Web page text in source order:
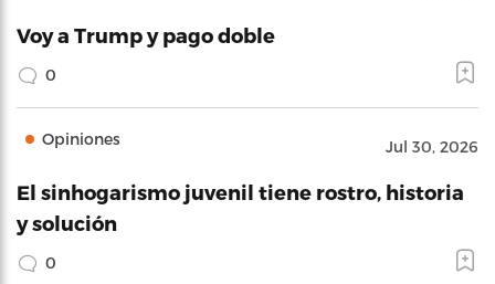
Voy a Trump y pago doble
0
Opiniones Jul 30, 2026
El sinhogarismo juvenil tiene rostro, historia
y solución
0